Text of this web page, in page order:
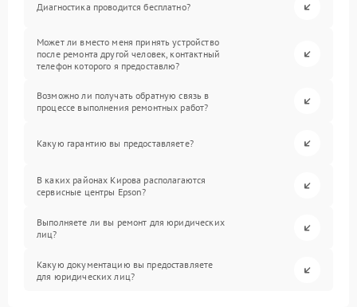
Диагностика проводится бесплатно?
Может ли вместо меня принять устройство
после ремонта другой человек, контактный
телефон которого я предоставлю?
Возможно ли получать обратную связь в
процессе выполнения ремонтных работ?
Какую гарантию вы предоставляете?
В каких районах Кирова располагаются
сервисные центры Epson?
Выполняете ли вы ремонт для юридических
лиц?
Какую документацию вы предоставляете
для юридических лиц?